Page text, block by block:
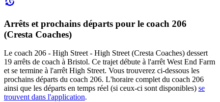
Arrêts et prochains départs pour le coach 206
(Cresta Coaches)
Le coach 206 - High Street - High Street (Cresta Coaches) dessert
19 arrêts de coach à Bristol. Ce trajet débute à l'arrêt West End Farm
et se termine à l'arrêt High Street. Vous trouverez ci-dessous les
prochains départs du coach 206. L'horaire complet du coach 206
ainsi que les départs en temps réel (si ceux-ci sont disponibles) se
trouvent dans l'application.